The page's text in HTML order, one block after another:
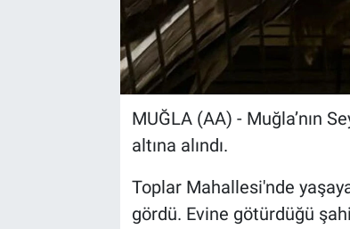
MUĞLA (AA) - Muğla’nın
altına alındı.
Toplar Mahallesi'nde
gördü. Evine götürdüğü